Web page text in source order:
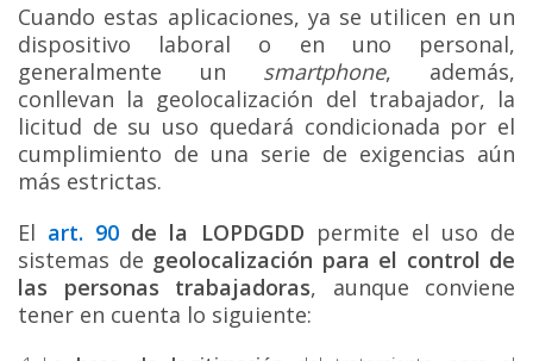
Cuando estas aplicaciones, ya se utilicen en un
dispositivo laboral o en uno personal,
generalmente un smartphone, además,
conllevan la geolocalización del trabajador, la
licitud de su uso quedará condicionada por el
cumplimiento de una serie de exigencias aún
más estrictas.
El art. 90 de la LOPDGDD permite el uso de
sistemas de geolocalización para el control de
las personas trabajadoras, aunque conviene
tener en cuenta lo siguiente: